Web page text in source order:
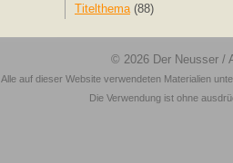
Titelthema(88)
© 2026 Der Neusser /
Alle auf dieser Website verwendeten Materialien
Die Verwendung ist ohne